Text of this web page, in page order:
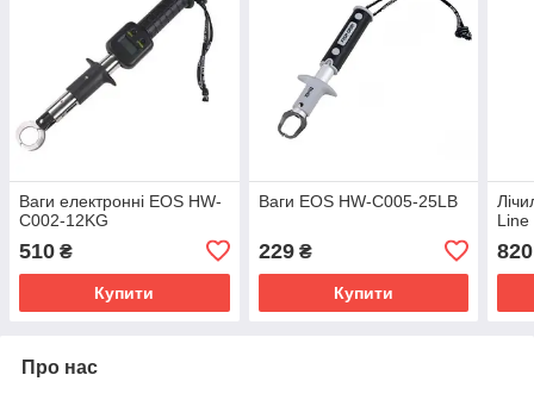
Ваги електронні EOS HW-
C002-12KG
510 ₴
Купити
Ваги EOS HW-C005-25LB
229₴
Купити
Line
820
Про нас